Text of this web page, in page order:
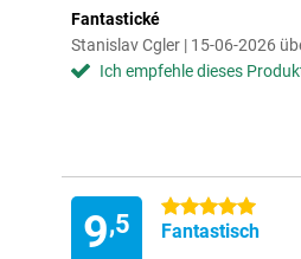
Fantastické
Stanislav Cgler | 15-06-2026
Ich empfehle dieses
9,5
5 Sterne
Fantastisch